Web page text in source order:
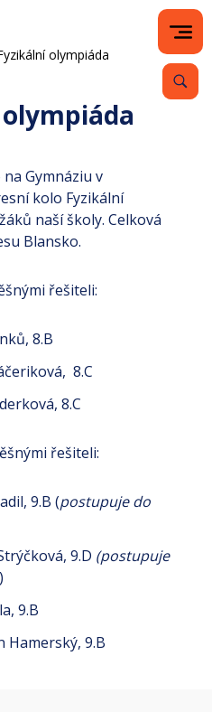
olympiáda
na Gymnáziu v
kolo Fyzikální
naší školy. Celková
Blansko.
řešiteli:
8.B
8.C
8.C
řešiteli:
9.B (postupuje do
9.D (postupuje
)
9.B
Hamerský, 9.B